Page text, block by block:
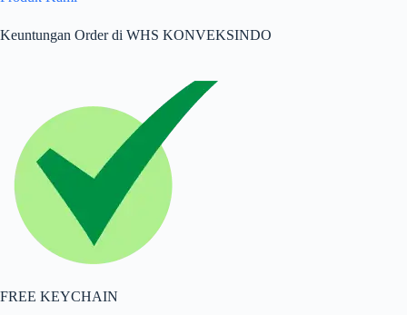
Keuntungan Order di WHS KONVEKSINDO
FREE KEYCHAIN